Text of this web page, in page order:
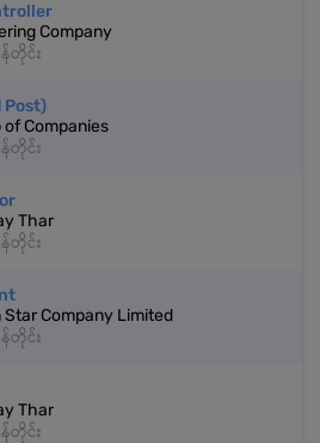
Company
တိုင်း
Post)
of Companies
တိုင်း
Thar
တိုင်း
Company Limited
တိုင်း
Thar
တိုင်း